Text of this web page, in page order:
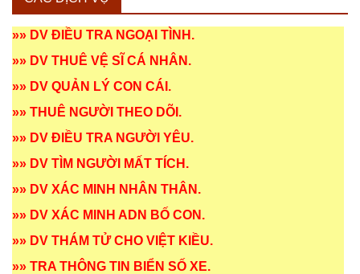
»» DV ĐIỀU TRA NGOẠI TÌNH .
»» DV THUÊ VỆ SĨ CÁ NHÂN .
»» DV QUẢN LÝ CON CÁI .
»» THUÊ NGƯỜI THEO DÕI .
»» DV ĐIỀU TRA NGƯỜI YÊU.
»» DV TÌM NGƯỜI MẤT TÍCH .
»» DV XÁC MINH NHÂN THÂN .
»» DV XÁC MINH ADN BỐ CON .
»» DV THÁM TỬ CHO VIỆT KIỀU.
»» TRA THÔNG TIN BIỂN SỐ XE.